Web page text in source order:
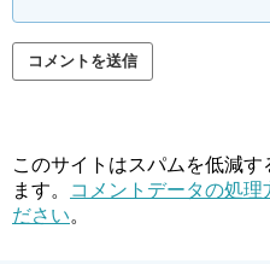
このサイトはスパムを低減
ます。
コメントデータの処理
ださい。